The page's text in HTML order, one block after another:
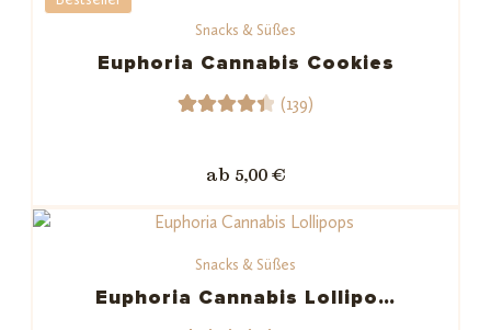
Snacks & Süßes
Euphoria Cannabis Cookies
4.47
von 5,
nd auf
Kundenb
(139)
ab 5,00 €
Snacks & Süßes
Euphoria Cannabis Lollipo…